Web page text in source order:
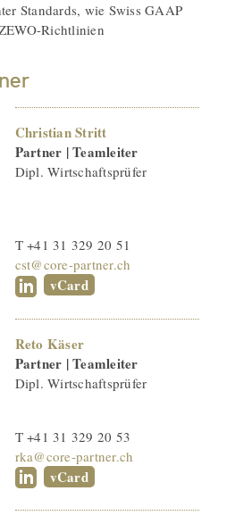
Standards, wie Swiss GAAP
Richtlinien
Christian Stritt
Partner | Teamleiter
Dipl. Wirtschaftsprüfer
T +41 31 329 20 51
cst@core-partner.ch
vCard
Reto Käser
Partner | Teamleiter
Dipl. Wirtschaftsprüfer
T +41 31 329 20 53
rka@core-partner.ch
vCard